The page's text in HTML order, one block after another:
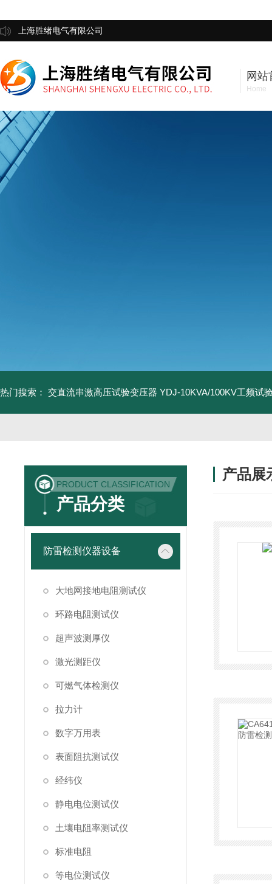
上海胜绪电气有限公司
网站
Home
热门搜索： 交直流串激高压试验变压器 YDJ-10KVA/100KV工频试
PRODUCT CLASSIFICATION
产品分类
防雷检测仪器设备
大地网接地电阻测试仪
环路电阻测试仪
超声波测厚仪
激光测距仪
可燃气体检测仪
拉力计
数字万用表
表面阻抗测试仪
经纬仪
静电电位测试仪
土壤电阻率测试仪
标准电阻
等电位测试仪
产品展